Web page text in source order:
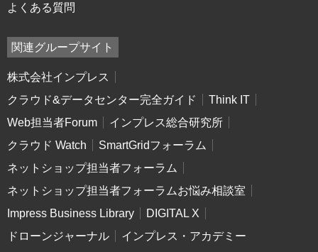
よくある質問
関連グループサイト
株式会社インプレス
クラウド&データセンター完全ガイド
Think IT
Web担当者Forum
インプレス総合研究所
クラウド Watch
SmartGridフォーラム
ネットショップ担当者フォーラム
ネットショップ担当者フォーラムお悩み相談室
Impress Business Library
DIGITAL X
ドローンジャーナル
インプレス・アカデミー